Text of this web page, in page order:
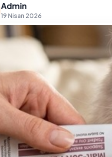
Admin
19 Nisan 2026